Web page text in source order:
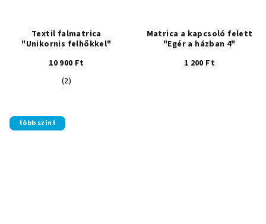
Textil falmatrica
"Unikornis felhőkkel"
10 900 Ft
A
értékelése
5-
(2)
Matrica a kapcsoló felett
"Egér a házban 4"
1 200 Ft
több színt